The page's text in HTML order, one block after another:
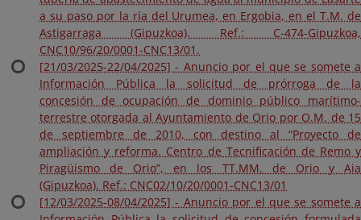
a su paso por la ría del Urumea, en Ergobia, en el T.M. de
Astigarraga (Gipuzkoa). Ref.: C-474-Gipuzkoa,
CNC10/96/20/0001-CNC13/01.
[21/03/2025-22/04/2025] - Anuncio por el que se somete a
Información Pública la solicitud de prórroga de la
concesión de ocupación de dominio público marítimo-
terrestre otorgada al Ayuntamiento de Orio por O.M. de 15
de septiembre de 2010, con destino al “Proyecto de
ampliación y reforma. Centro de Tecnificación de Remo y
Piragüismo de Orio”, en los TT.MM. de Orio y Aia
(Gipuzkoa). Ref.: CNC02/10/20/0001-CNC13/01
[12/03/2025-08/04/2025] - Anuncio por el que se somete a